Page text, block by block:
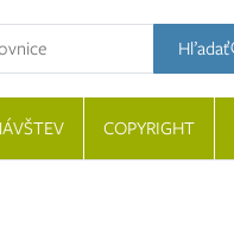
Hľadať
COPYRIGHT